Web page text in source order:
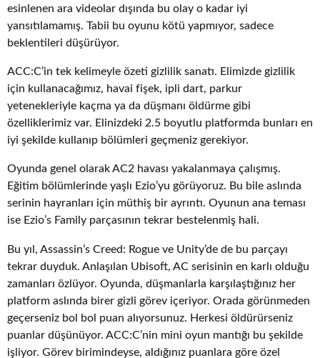
esinlenen ara videolar dışında bu olay o kadar iyi
yansıtılamamış. Tabii bu oyunu kötü yapmıyor, sadece
beklentileri düşürüyor.
ACC:C’in tek kelimeyle özeti gizlilik sanatı. Elimizde gizlilik
için kullanacağımız, havai fişek, ipli dart, parkur
yetenekleriyle kaçma ya da düşmanı öldürme gibi
özelliklerimiz var. Elinizdeki 2.5 boyutlu platformda bunları en
iyi şekilde kullanıp bölümleri geçmeniz gerekiyor.
Oyunda genel olarak AC2 havası yakalanmaya çalışmış.
Eğitim bölümlerinde yaşlı Ezio’yu görüyoruz. Bu bile aslında
serinin hayranları için müthiş bir ayrıntı. Oyunun ana teması
ise Ezio’s Family parçasının tekrar bestelenmiş hali.
Bu yıl, Assassin’s Creed: Rogue ve Unity’de de bu parçayı
tekrar duyduk. Anlaşılan Ubisoft, AC serisinin en karlı olduğu
zamanları özlüyor. Oyunda, düşmanlarla karşılaştığınız her
platform aslında birer gizli görev içeriyor. Orada görünmeden
geçerseniz bol bol puan alıyorsunuz. Herkesi öldürürseniz
puanlar düşünüyor. ACC:C’nin mini oyun mantığı bu şekilde
işliyor. Görev birimindeyse, aldığınız puanlara göre özel